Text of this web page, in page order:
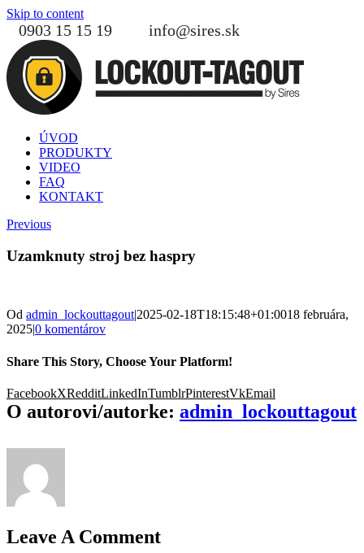
Skip to content
0903 15 15 19 info@sires.sk
ÚVOD
PRODUKTY
VIDEO
FAQ
KONTAKT
Previous
Uzamknuty stroj bez haspry
Od admin_lockouttagout|2025-02-18T18:15:48+01:0018 februára,
2025|0 komentárov
Share This Story, Choose Your Platform!
FacebookXRedditLinkedInTumblrPinterestVkEmail
O autorovi/autorke: admin_lockouttagout
Leave A Comment